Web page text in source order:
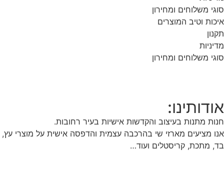
סוגי משלוחים ומחירון
איכות וטיב המוצרים
תקנון
מדיניות
סוגי משלוחים ומחירון
אודותינו:
חנות מתנות בעיצוב והקדשות אישיות בעיר רחובות.
אנו מציעים מארזי שי בהרכבה עצמית והדפסה אישית על מוצרי עץ,
בד, מתכת, קריסטלים ועוד…